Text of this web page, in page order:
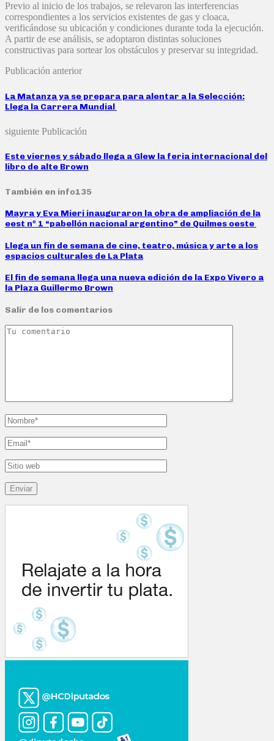
Previo al inicio de los trabajos, se relevaron las interferencias
correspondientes a los servicios existentes de gas y cloaca,
verificándose su ubicación y condiciones durante toda la ejecución.
A partir de ese análisis, se adoptaron distintas soluciones
constructivas para sortear los obstáculos y preservar su integridad.
Publicación anterior
La Matanza ya se prepara para alentar a la Selección:
Llega la Carrera Mundial
siguiente Publicación
Este viernes y sábado llega a Glew la feria internacional del
libro de alte Brown
También en info135
Mayra y Eva Mieri inauguraron la obra de ampliación de la
eest nº 1 “pabellón nacional argentino” de Quilmes oeste
Llega un fin de semana de cine, teatro, música y arte a los
espacios culturales de La Plata
El fin de semana llega una nueva edición de la Expo Vivero a
la Plaza Guillermo Brown
Salir de los comentarios